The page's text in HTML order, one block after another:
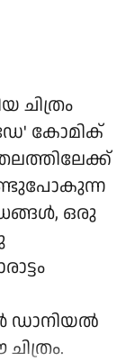
ചിത്രം
കോമിക്
ഒരു
ഡാനിയൽ